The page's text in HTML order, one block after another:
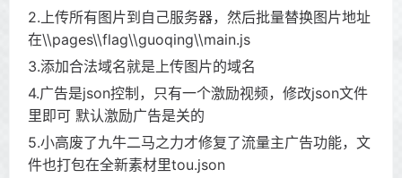
2.上传所有图片到自己服务器，然后批量替换图片地址
在\\pages\\flag\\guoqing\\main.js
3.添加合法域名就是上传图片的域名
4.广告是json控制，只有一个激励视频，修改json文件
里即可 默认激励广告是关的
5.小高废了九牛二马之力才修复了流量主广告功能，文
件也打包在全新素材里tou.json